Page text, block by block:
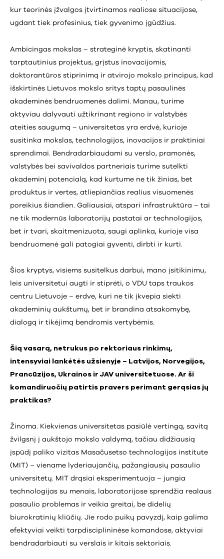
kur teorinės įžvalgos įtvirtinamos realiose situacijose,
ugdant tiek profesinius, tiek gyvenimo įgūdžius.
Ambicingas mokslas – strateginė kryptis, skatinanti
tarptautinius projektus, grįstus inovacijomis,
doktorantūros stiprinimą ir atvirojo mokslo principus, kad
išskirtinės Lietuvos mokslo sritys taptų pasaulinės
akademinės bendruomenės dalimi. Manau, turime
aktyviau dalyvauti užtikrinant regiono ir valstybės
ateities saugumą – universitetas yra erdvė, kurioje
susitinka mokslas, technologijos, inovacijos ir praktiniai
sprendimai. Bendradarbiaudami su verslo, pramonės,
valstybės bei savivaldos partneriais turime sutelkti
akademinį potencialą, kad kurtume ne tik žinias, bet
produktus ir vertes, atliepiančias realius visuomenės
poreikius šiandien. Galiausiai, atspari infrastruktūra – tai
ne tik modernūs laboratorijų pastatai ar technologijos,
bet ir tvari, skaitmenizuota, saugi aplinka, kurioje visa
bendruomenė gali patogiai gyventi, dirbti ir kurti.
Šios kryptys, visiems susitelkus darbui, mano įsitikinimu,
leis universitetui augti ir stiprėti, o VDU taps traukos
centru Lietuvoje – erdve, kuri ne tik įkvepia siekti
akademinių aukštumų, bet ir brandina atsakomybę,
dialogą ir tikėjimą bendromis vertybėmis.
Šią vasarą, netrukus po rektoriaus rinkimų,
intensyviai lankėtės užsienyje – Latvijos, Norvegijos,
Prancūzijos, Ukrainos ir JAV universitetuose. Ar ši
komandiruočių patirtis pravers perimant gerąsias jų
praktikas?
Žinoma. Kiekvienas universitetas pasiūlė vertingą, savitą
žvilgsnį į aukštojo mokslo valdymą, tačiau didžiausią
įspūdį paliko vizitas Masačusetso technologijos institute
(MIT) – viename lyderiaujančių, pažangiausių pasaulio
universitetų. MIT drąsiai eksperimentuoja – jungia
technologijas su menais, laboratorijose sprendžia realaus
pasaulio problemas ir veikia greitai, be didelių
biurokratinių kliūčių. Jie rodo puikų pavyzdį, kaip galima
efektyviai veikti tarpdisciplininėse komandose, aktyviai
bendradarbiauti su verslais ir kitais sektoriais.